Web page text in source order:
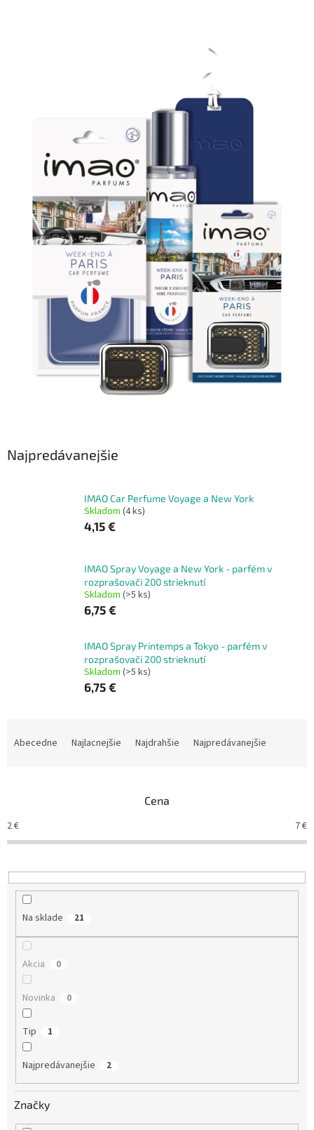
Najpredávanejšie
IMAO Car Perfume Voyage a New York
Skladom (4 ks)
4,15 €
IMAO Spray Voyage a New York - parfém v
rozprašovači 200 strieknutí
Skladom (>5 ks)
6,75 €
IMAO Spray Printemps a Tokyo - parfém v
rozprašovači 200 strieknutí
Skladom (>5 ks)
6,75 €
e
p
r
d
Abecedne Najlacnejšie Najdrahšie Najpredávanejšie
Cena
2€ 7€
Na sklade 21
Akcia 0
Novinka 0
Tip 1
Najpredávanejšie 2
Značky